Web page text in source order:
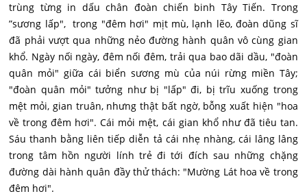
trùng từng in dấu chân đoàn chiến binh Tây Tiến. Trong
”sương lấp", trong "đêm hơi" mịt mù, lạnh lẽo, đoàn dũng sĩ
đã phải vượt qua những nẻo đường hành quân vô cùng gian
khổ. Ngày nối ngày, đêm nối đêm, trải qua bao dãi dầu, "đoàn
quân mỏi" giữa cái biển sương mù của núi rừng miền Tây;
"đoàn quân mỏi" tưởng như bị "lấp" đi, bị trĩu xuống trong
mệt mỏi, gian truân, nhưng thật bất ngờ, bỗng xuất hiện "hoa
về trong đêm hơi". Cái mỏi mệt, cái gian khổ như đã tiêu tan.
Sáu thanh bằng liên tiếp diễn tả cái nhẹ nhàng, cái lâng lâng
trong tâm hồn người lính trẻ đi tới đích sau những chặng
đường dài hành quân đầy thử thách: "Mường Lát hoa về trong
đêm hơi".